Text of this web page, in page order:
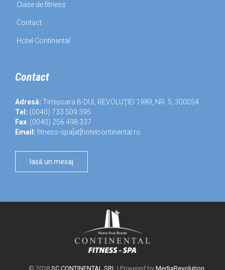
Clase de fitness
Contact
Hotel Continental
Contact
Adresă: Timișoara B-DUL REVOLUŢIEI 1989, NR. 5, 300054
Tel: (0040) 733 509 395
Fax: (0040) 256 498 337
Email: fitness-spa[at]hotelcontinental.ro
lasă un mesaj
© 2018 SC CONTINENTAL SRL | Powered by MediaRevolution